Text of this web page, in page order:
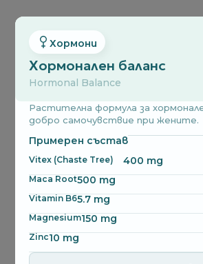
Хормони
Хормонален баланс
Hormonal Balance
Растителна формула за
добро самочувствие при жените.
Примерен състав
Vitex (Chaste Tree) 400 mg
Maca Root500 mg
Vitamin B65.7 mg
Magnesium150 mg
Zinc10 mg